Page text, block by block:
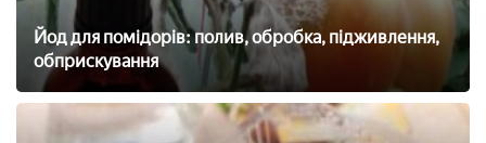
Йод для помідорів: полив, обробка, підживлення,
обприскування